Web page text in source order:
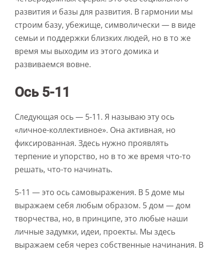
развития и базы для развития. В гармонии мы
строим базу, убежище, символически — в виде
семьи и поддержки близких людей, но в то же
время мы выходим из этого домика и
развиваемся вовне.
Ось 5-11
Следующая ось — 5-11. Я называю эту ось
«личное-коллективное». Она активная, но
фиксированная. Здесь нужно проявлять
терпение и упорство, но в то же время что-то
решать, что-то начинать.
5-11 — это ось самовыражения. В 5 доме мы
выражаем себя любым образом. 5 дом — дом
творчества, но, в принципе, это любые наши
личные задумки, идеи, проекты. Мы здесь
выражаем себя через собственные начинания. В